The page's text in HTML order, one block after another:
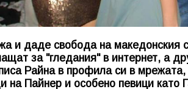
и даде свобода на македонския
за "гледания" в интернет, а
Райна в профила си в
на Пайнер и особено певици като